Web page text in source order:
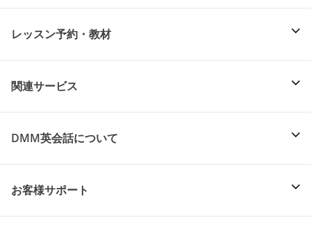
レッスン予約・教材
関連サービス
DMM英会話について
お客様サポート